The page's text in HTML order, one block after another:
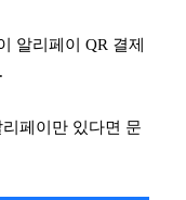
알리페이 QR 결제
페이만 있다면 문